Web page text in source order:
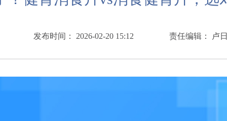
发布时间： 2026-02-20 15:12 责任编辑： 卢